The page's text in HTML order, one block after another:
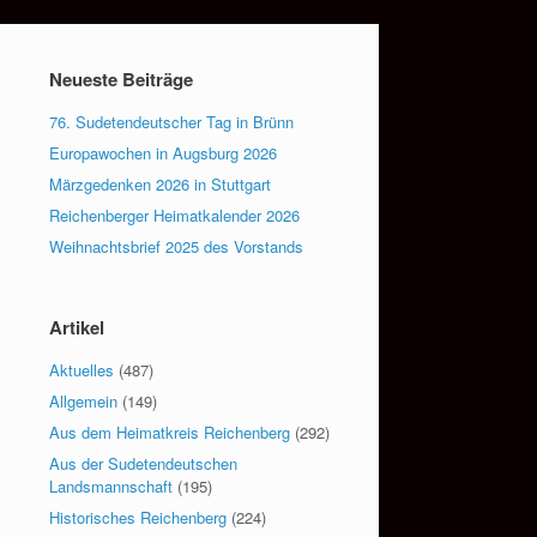
Neueste Beiträge
76. Sudetendeutscher Tag in Brünn
Europawochen in Augsburg 2026
Märzgedenken 2026 in Stuttgart
Reichenberger Heimatkalender 2026
Weihnachtsbrief 2025 des Vorstands
Artikel
Aktuelles (487)
Allgemein (149)
Aus dem Heimatkreis Reichenberg (292)
Aus der Sudetendeutschen
Landsmannschaft (195)
Historisches Reichenberg (224)